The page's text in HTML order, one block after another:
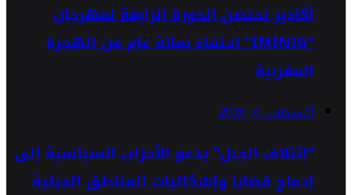
أكادير تحتضن الدورة الرابعة لمهرجان
“IMINIG” احتفاءً بمائة عام من الهجرة
المغربية
أغسطس 6, 2026
“إئتلاف الجبل” يدعو الأحزاب السياسية إلى
إدماج قضايا وإشكاليات المناطق الجبلية